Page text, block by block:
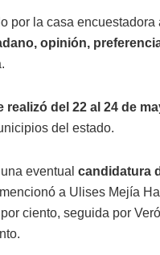
por la casa
opinión,
realizó del 22 al 24 de
del estado.
eventual candidatura
a Ulises Mejía
ciento, seguida por